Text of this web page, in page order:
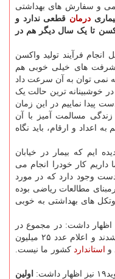
و سفارش های بهداشتی
درمان قطعی ندارد و
تا یک سال دیگر هم در
انجام فرآیند تولید واکسن
های خیلی خوبی هم
نمی توان به آن سرعت داد
خوشبینانه ترین حالت یک
نماییم در این زمان
زندگی مسالمت آمیز با آن
اعداد و ارقام، باید نگاه
ایم که بیمار در خیابان
داریم کار خودرا انجام می
دست وجود دارد که در مورد
مطالعات ریاضی بوده
های بهداشتی به خوبی
اظهار داشت: در مجموع در
کل دنیا ۱۴.۵ میلیون نفر به کرونا مبتلا شدند و اعلام عدد ۲۵ میلیون
و
استاندارد کشور ما نیست.
اولین